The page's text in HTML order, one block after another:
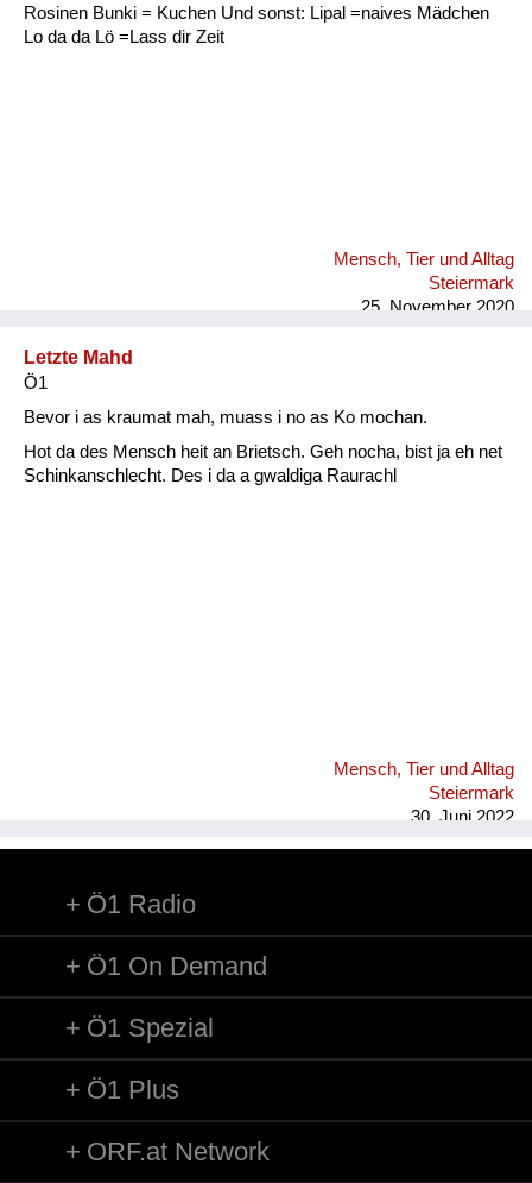
Rosinen Bunki = Kuchen Und sonst: Lipal =naives Mädchen
Lo da da Lö =Lass dir Zeit
Mensch, Tier und Alltag
Steiermark
25. November 2020
Letzte Mahd
Ö1
Bevor i as kraumat mah, muass i no as Ko mochan.
Hot da des Mensch heit an Brietsch. Geh nocha, bist ja eh net
Schinkanschlecht. Des i da a gwaldiga Raurachl
Mensch, Tier und Alltag
Steiermark
30. Juni 2022
Ö1 Radio
Ö1 On Demand
Ö1 Spezial
Ö1 Plus
ORF.at Network